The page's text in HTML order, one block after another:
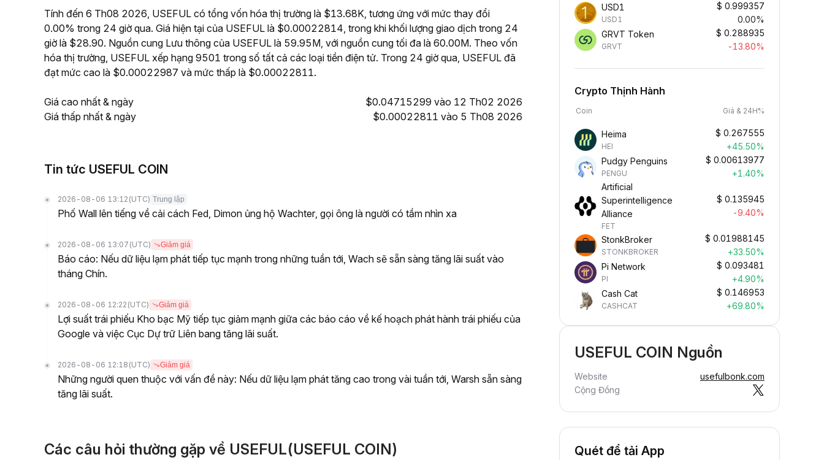
Tính đến 6 Th08 2026, USEFUL có tổng vốn hóa thị trường là $13.68K, tương ứng với mức thay đổi
0.00% trong 24 giờ qua. Giá hiện tại của USEFUL là $0.00022814, trong khi khối lượng giao dịch trong 24
giờ là $28.90. Nguồn cung Lưu thông của USEFUL là 59.95M, với nguồn cung tối đa là 60.00M. Theo vốn
hóa thị trường, USEFUL xếp hạng 9501 trong số tất cả các loại tiền điện tử. Trong 24 giờ qua, USEFUL đã
đạt mức cao là $0.00022987 và mức thấp là $0.00022811.
Giá cao nhất & ngày
$0.04715299 vào 12 Th02 2026
Giá thấp nhất & ngày
$0.00022811 vào 5 Th08 2026
Tin tức USEFUL COIN
2026-08-06 13:12 (UTC) Trung lập
Phố Wall lên tiếng về cải cách Fed, Dimon ủng hộ Wachter, gọi ông là người có tầm nhìn xa
2026-08-06 13:07 (UTC) Giảm giá
Báo cáo: Nếu dữ liệu lạm phát tiếp tục mạnh trong những tuần tới, Wach sẽ sẵn sàng tăng lãi suất vào
tháng Chín.
2026-08-06 12:22 (UTC) Giảm giá
Lợi suất trái phiếu Kho bạc Mỹ tiếp tục giảm mạnh giữa các báo cáo về kế hoạch phát hành trái phiếu của
Google và việc Cục Dự trữ Liên bang tăng lãi suất.
2026-08-06 12:18 (UTC) Giảm giá
Những người quen thuộc với vấn đề này: Nếu dữ liệu lạm phát tăng cao trong vài tuần tới, Warsh sẵn sàng
tăng lãi suất.
Các câu hỏi thường gặp về USEFUL(USEFUL COIN)
USD1
USD1
$ 0.999357
0.00%
GRVT Token
GRVT
$ 0.288935
-13.80%
Crypto Thịnh Hành
Coin Giá & 24H%
Heima
HEI
$ 0.267555
+45.50%
Pudgy Penguins
PENGU
$ 0.00613977
+1.40%
Artificial
Superintelligence
Alliance
FET
$ 0.135945
-9.40%
StonkBroker
STONKBROKER
$ 0.01988145
+33.50%
Pi Network
PI
$ 0.093481
+4.90%
Cash Cat
CASHCAT
$ 0.146953
+69.80%
USEFUL COIN Nguồn
Website
usefulbonk.com
Cộng Đồng
Quét để tải App